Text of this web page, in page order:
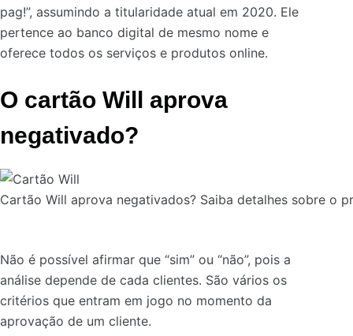
pag!”, assumindo a titularidade atual em 2020. Ele
pertence ao banco digital de mesmo nome e
oferece todos os serviços e produtos online.
O cartão Will aprova
negativado?
Cartão Will aprova negativados? Saiba detalhes sobre o
Não é possível afirmar que “sim” ou “não”, pois a
análise depende de cada clientes. São vários os
critérios que entram em jogo no momento da
aprovação de um cliente.